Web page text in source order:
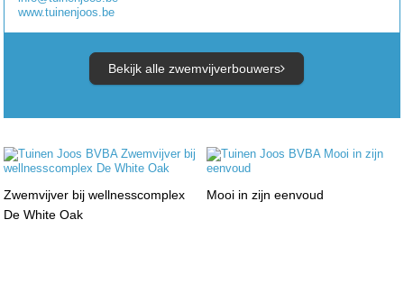
www.tuinenjoos.be
Bekijk alle zwemvijverbouwers
Zwemvijver bij wellnesscomplex
De White Oak
Mooi in zijn eenvoud